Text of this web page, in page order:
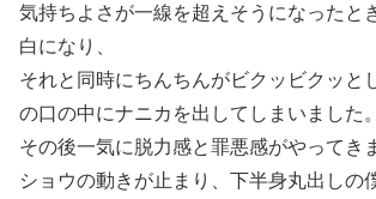
気持ちよさが一線を超えそうになったと
白になり、
それと同時にちんちんがビクッビクッと
の口の中にナニカを出してしまいました。
その後一気に脱力感と罪悪感がやってき
ショウの動きが止まり、下半身丸出しの